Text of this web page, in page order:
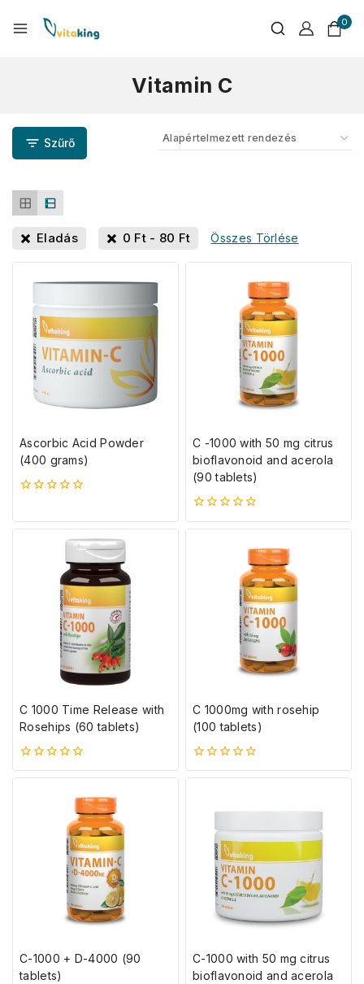
0
Vitamin C
Szűrő
Eladás 0 Ft - 80 Ft Összes Törlése
Ascorbic Acid Powder
(400 grams)
ből
C -1000 with 50 mg citrus
bioflavonoid and acerola
(90 tablets)
0
5-
C 1000 Time Release with
Rosehips (60 tablets)
0
5-
C 1000mg with rosehip
(100 tablets)
0
5-
C-1000 + D-4000 (90
tablets)
C-1000 with 50 mg citrus
bioflavonoid and acerola